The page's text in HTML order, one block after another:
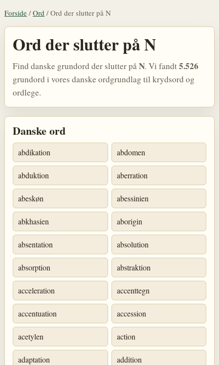
Forside / Ord / Ord der slutter på N
Ord der slutter på N
Find danske grundord der slutter påN. Vi fandt5.526
grundord i vores danske ordgrundlag til krydsord og
ordlege.
Danske ord
abdikation abdomen
abduktion aberration
abeskøn abessinien
abkhasien aborigin
absentation absolution
absorption abstraktion
acceleration accenttegn
accentuation accession
acetylen action
adaptation addition